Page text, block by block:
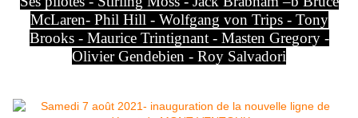
McLaren- Phil Hill - Wolfgang von Trips - Tony
Brooks - Maurice Trintignant - Masten Gregory -
Olivier Gendebien - Roy Salvadori